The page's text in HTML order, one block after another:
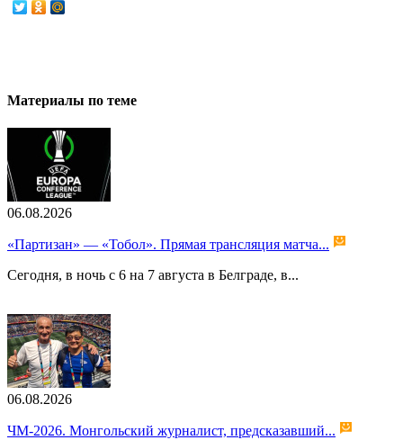
Материалы по теме
06.08.2026
«Партизан» — «Тобол». Прямая трансляция матча...
Сегодня, в ночь с 6 на 7 августа в Белграде, в...
06.08.2026
ЧМ-2026. Монгольский журналист, предсказавший...